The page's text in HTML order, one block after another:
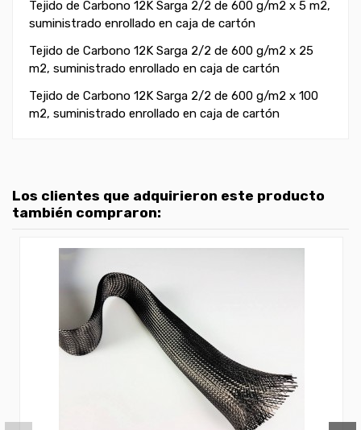
Tejido de Carbono 12K Sarga 2/2 de 600 g/m2 x 5 m2,
suministrado enrollado en caja de cartón
Tejido de Carbono 12K Sarga 2/2 de 600 g/m2 x 25
m2, suministrado enrollado en caja de cartón
Tejido de Carbono 12K Sarga 2/2 de 600 g/m2 x 100
m2, suministrado enrollado en caja de cartón
Los clientes que adquirieron este producto
también compraron: